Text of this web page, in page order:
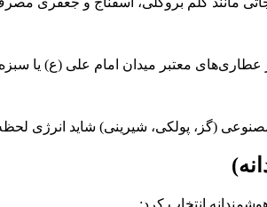
عطاری‌های معتبر میدان امام علی (ع) یا
(گز، پولکی، شیرینی) شاید انرژی
انتخاب کرد: